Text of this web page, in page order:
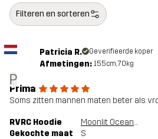
Filteren en sorteren
P
Patricia R. Geverifieerde koper
Afmetingen: 155cm, 70kg
Prima
Soms zitten mannen maten beter als
RVRC Hoodie
Moonlit Ocean/Smoked Paprika
Gekochte maat
S